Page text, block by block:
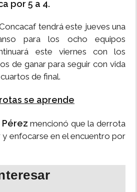
por 5 a 4.
tendrá este jueves una
para los ocho equipos
este viernes con los
de ganar para seguir con vida
de final.
se aprende
mencionó que la derrota
y enfocarse en el encuentro por